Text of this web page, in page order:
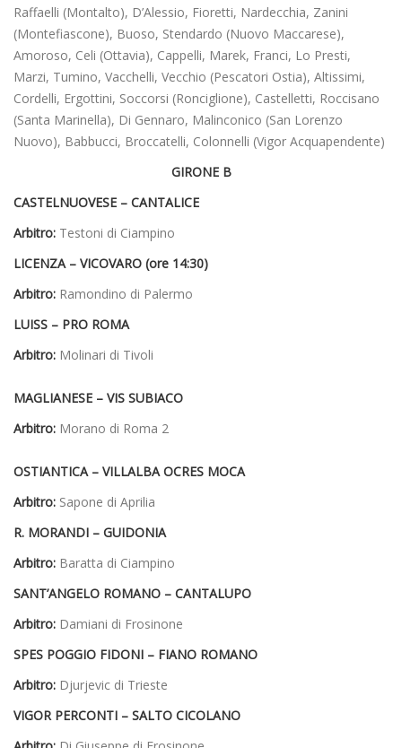
Raffaelli (Montalto), D’Alessio, Fioretti, Nardecchia, Zanini
(Montefiascone), Buoso, Stendardo (Nuovo Maccarese),
Amoroso, Celi (Ottavia), Cappelli, Marek, Franci, Lo Presti,
Marzi, Tumino, Vacchelli, Vecchio (Pescatori Ostia), Altissimi,
Cordelli, Ergottini, Soccorsi (Ronciglione), Castelletti, Roccisano
(Santa Marinella), Di Gennaro, Malinconico (San Lorenzo
Nuovo), Babbucci, Broccatelli, Colonnelli (Vigor Acquapendente)
GIRONE B
CASTELNUOVESE – CANTALICE
Arbitro: Testoni di Ciampino
LICENZA – VICOVARO (ore 14:30)
Arbitro: Ramondino di Palermo
LUISS – PRO ROMA
Arbitro: Molinari di Tivoli
MAGLIANESE – VIS SUBIACO
Arbitro: Morano di Roma 2
OSTIANTICA – VILLALBA OCRES MOCA
Arbitro: Sapone di Aprilia
R. MORANDI – GUIDONIA
Arbitro: Baratta di Ciampino
SANT’ANGELO ROMANO – CANTALUPO
Arbitro: Damiani di Frosinone
SPES POGGIO FIDONI – FIANO ROMANO
Arbitro: Djurjevic di Trieste
VIGOR PERCONTI – SALTO CICOLANO